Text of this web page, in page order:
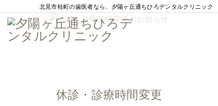
北見市桂町の歯医者なら、夕陽ヶ丘通ちひろデンタルクリニック
休診・診療時間変更